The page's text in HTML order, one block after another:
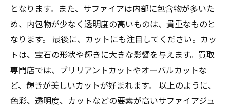
となります。また、サファイアは内部に包含物が多いた
め、内包物が少なく透明度の高いものは、貴重なものと
なります。 最後に、カットにも注目してください。カッ
トは、宝石の形状や輝きに大きな影響を与えます。買取
専門店では、ブリリアントカットやオーバルカットな
ど、輝きが美しいカットが好まれます。 以上のように、
色彩、透明度、カットなどの要素が高いサファイアジュ